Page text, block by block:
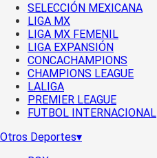
SELECCIÓN MEXICANA
LIGA MX
LIGA MX FEMENIL
LIGA EXPANSIÓN
CONCACHAMPIONS
CHAMPIONS LEAGUE
LALIGA
PREMIER LEAGUE
FUTBOL INTERNACIONAL
Otros Deportes▾